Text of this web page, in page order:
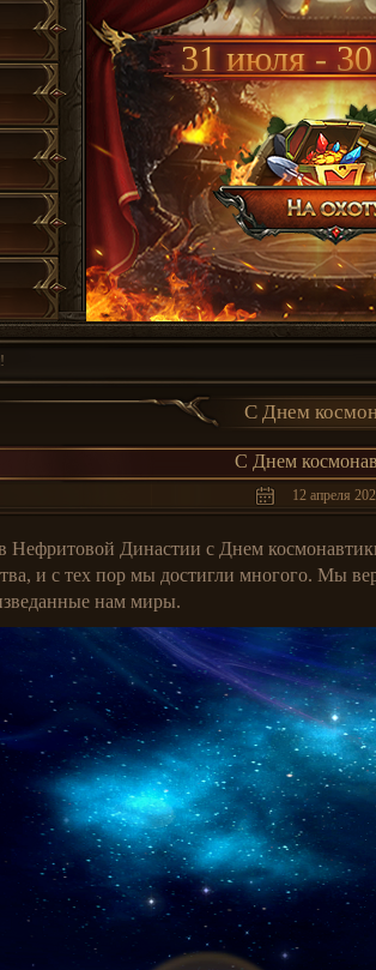
31 июля - 30
С Днем
С Днем
12 апреля
Нефритовой Династии с Днем
и с тех пор мы достигли многого. Мы
нам миры.